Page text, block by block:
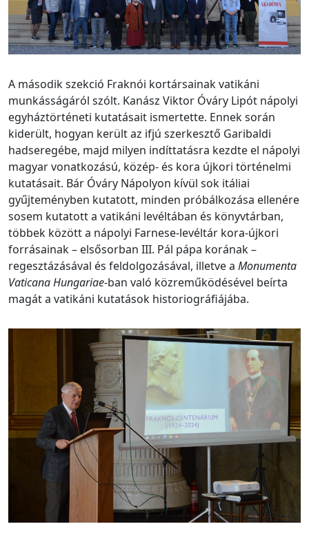
A második szekció Fraknói kortársainak vatikáni
munkásságáról szólt. Kanász Viktor Óváry Lipót nápolyi
egyháztörténeti kutatásait ismertette. Ennek során
kiderült, hogyan került az ifjú szerkesztő Garibaldi
hadseregébe, majd milyen indíttatásra kezdte el nápolyi
magyar vonatkozású, közép- és kora újkori történelmi
kutatásait. Bár Óváry Nápolyon kívül sok itáliai
gyűjteményben kutatott, minden próbálkozása ellenére
sosem kutatott a vatikáni levéltában és könyvtárban,
többek között a nápolyi Farnese-levéltár kora-újkori
forrásainak – elsősorban III. Pál pápa korának –
regesztázásával és feldolgozásával, illetve a Monumenta
Vaticana Hungariae-ban való közreműködésével beírta
magát a vatikáni kutatások historiográfiájába.